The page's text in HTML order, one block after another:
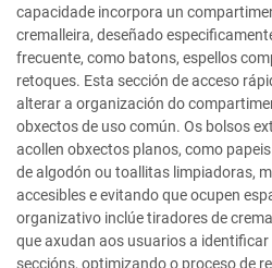
capacidade incorpora un
cremalleira, deseñado
frecuente, como batons, espellos
retoques. Esta sección de acceso
alterar a organización do
obxectos de uso común. Os bolsos
acollen obxectos planos, como
de algodón ou toallitas limpiadoras,
accesibles e evitando que ocupen
organizativo inclúe tiradores de
que axudan aos usuarios a
seccións, optimizando o proceso de